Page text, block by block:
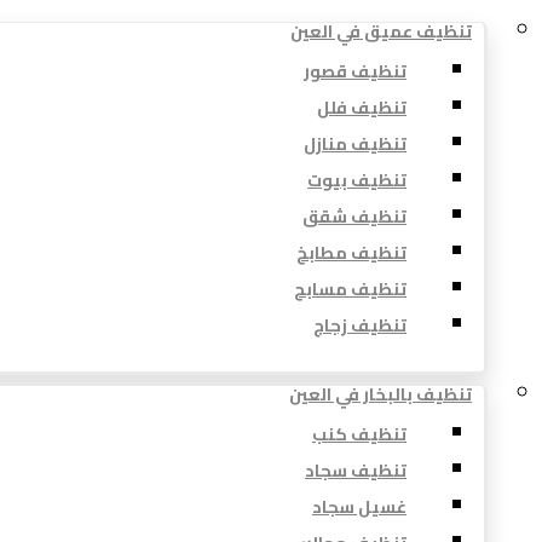
تنظيف عميق في العين
تنظيف قصور
تنظيف فلل
تنظيف منازل
تنظيف بيوت
تنظيف شقق
تنظيف مطابخ
تنظيف مسابح
تنظيف زجاج
تنظيف بالبخار في العين
تنظيف كنب
تنظيف سجاد
غسيل سجاد